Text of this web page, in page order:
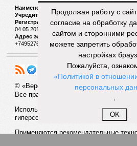
статус Чрезвычайного и
попечительского совета
международным делам.
Порошенко Петр
5-й Президент Украины
ПОСЛЕДНИЕ
09/08
Ослабевший Байден
после сообщений об
Продолжая работу с
согласие на обработку
сайтом и сторонними
можете запретить
настройках
Пожалуйста,
«Политикой в
персональных
.
OK